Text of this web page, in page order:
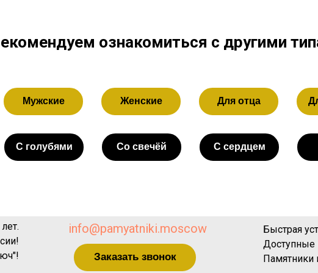
ознакомиться с другими
Мужские Женские Для отца
С голубями Со свечёй С сердцем
info@pamyatniki.moscow
Быстрая
Памятники
Заказать звонок